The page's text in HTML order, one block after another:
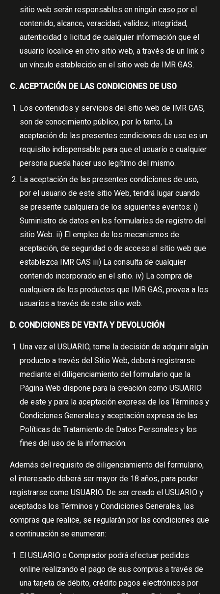
sitio web serán responsables en ningún caso por el
contenido, alcance, veracidad, validez, integridad,
autenticidad o licitud de cualquier información que el
usuario localice en otro sitio web, a través de un link o
un vínculo establecido en el sitio web de IMR GAS.
C. ACEPTACIÓN DE LAS CONDICIONES DE USO
Los contenidos y servicios del sitio web de IMR GAS,
son de conocimiento público, por lo tanto, La
aceptación de las presentes condiciones de uso es un
requisito indispensable para que el usuario o cualquier
persona pueda hacer uso legítimo del mismo.
La aceptación de las presentes condiciones de uso,
por el usuario de este sitio Web, tendrá lugar cuando
se presente cualquiera de los siguientes eventos: i)
Suministro de datos en los formularios de registro del
sitio Web. ii) El empleo de los mecanismos de
aceptación, de seguridad o de acceso al sitio web que
establezca IMR GAS iii) La consulta de cualquier
contenido incorporado en el sitio. iv) La compra de
cualquiera de los productos que IMR GAS, provea a los
usuarios a través de este sitio web.
D. CONDICIONES DE VENTA Y DEVOLUCIÓN
Una vez el USUARIO, tome la decisión de adquirir algún
producto a través del Sitio Web, deberá registrarse
mediante el diligenciamiento del formulario que la
Página Web dispone para la creación como USUARIO
de este y para la aceptación expresa de los Términos y
Condiciones Generales y aceptación expresa de las
Políticas de Tratamiento de Datos Personales y los
fines del uso de la información.
Además del requisito de diligenciamiento del formulario,
el interesado deberá ser mayor de 18 años, para poder
registrarse como USUARIO. De ser creado el USUARIO y
aceptados los Términos y Condiciones Generales, las
compras que realice, se regularán por las condiciones que
a continuación se enumeran:
El USUARIO o Comprador podrá efectuar pedidos
online realizando el pago de sus compras a través de
una tarjeta de débito, crédito pagos electrónicos por